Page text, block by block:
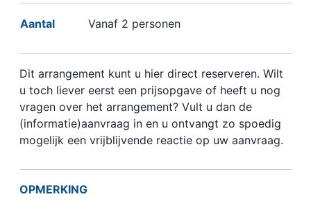
Aantal Vanaf 2 personen
Dit arrangement kunt u hier direct reserveren. Wilt
u toch liever eerst een prijsopgave of heeft u nog
vragen over het arrangement? Vult u dan de
(informatie)aanvraag in en u ontvangt zo spoedig
mogelijk een vrijblijvende reactie op uw aanvraag.
OPMERKING